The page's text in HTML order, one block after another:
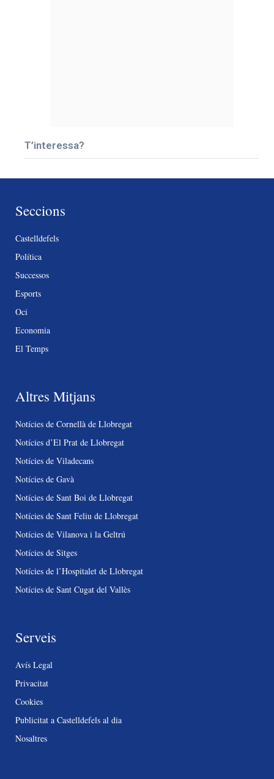
T’interessa?
Seccions
Castelldefels
Política
Successos
Esports
Oci
Economia
El Temps
Altres Mitjans
Notícies de Cornellà de Llobregat
Notícies d’El Prat de Llobregat
Notícies de Viladecans
Notícies de Gavà
Notícies de Sant Boi de Llobregat
Notícies de Sant Feliu de Llobregat
Notícies de Vilanova i la Geltrú
Notícies de Sitges
Notícies de l’Hospitalet de Llobregat
Notícies de Sant Cugat del Vallès
Serveis
Avís Legal
Privacitat
Cookies
Publicitat a Castelldefels al dia
Nosaltres